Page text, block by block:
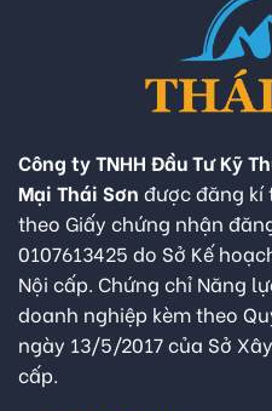
Công ty TNHH Đầu Tư Kỹ
Mại Thái Sơn được đăng kí
theo Giấy chứng nhận
0107613425 do Sở Kế
Nội cấp. Chứng chỉ Năng
doanh nghiệp kèm theo
ngày 13/5/2017 của Sở
cấp.